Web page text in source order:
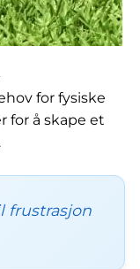
for fysiske
for å skape et
frustrasjon